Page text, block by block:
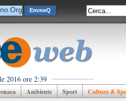
EmmeQ
2016 ore 2:39
Ambiente Sport Cultura &